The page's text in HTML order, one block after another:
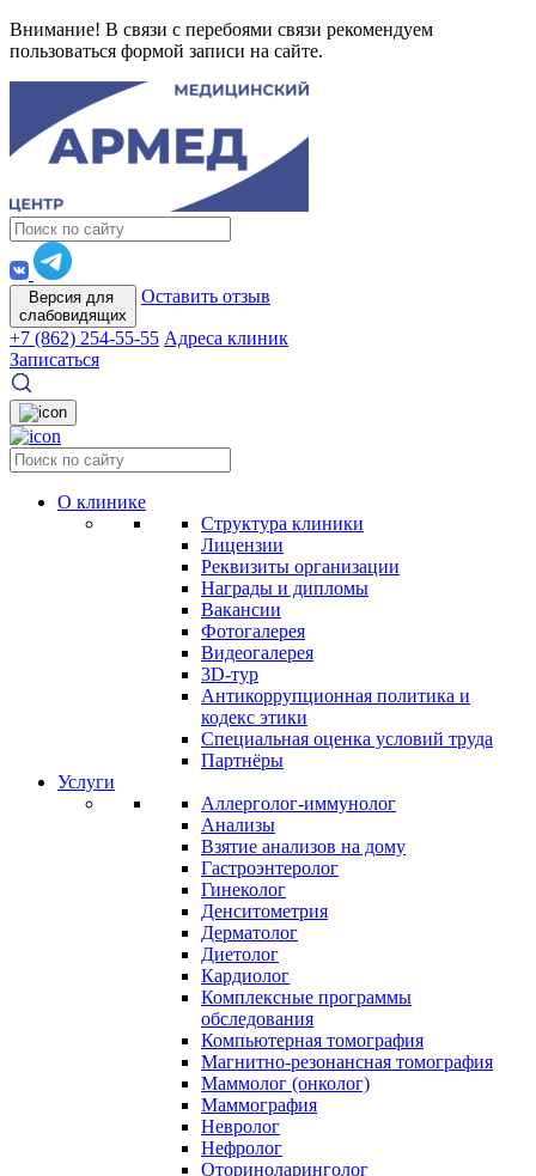
Внимание! В связи с перебоями связи рекомендуем
пользоваться формой записи на сайте.
Версия для
слабовидящих
Оставить отзыв
+7 (862) 254-55-55 Адреса клиник
Записаться
О клинике
Структура клиники
Лицензии
Реквизиты организации
Награды и дипломы
Вакансии
Фотогалерея
Видеогалерея
3D-тур
Антикоррупционная политика и
кодекс этики
Специальная оценка условий труда
Партнёры
Услуги
Аллерголог-иммунолог
Анализы
Взятие анализов на дому
Гастроэнтеролог
Гинеколог
Денситометрия
Дерматолог
Диетолог
Кардиолог
Комплексные программы
обследования
Компьютерная томография
Магнитно-резонансная томография
Маммолог (онколог)
Маммография
Невролог
Нефролог
Оториноларинголог